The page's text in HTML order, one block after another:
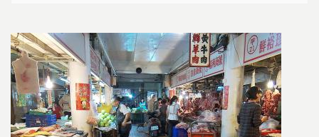
台灣農業不能只是犧牲打，應該具有更積極的在地發
展，以下，是我們的報導。